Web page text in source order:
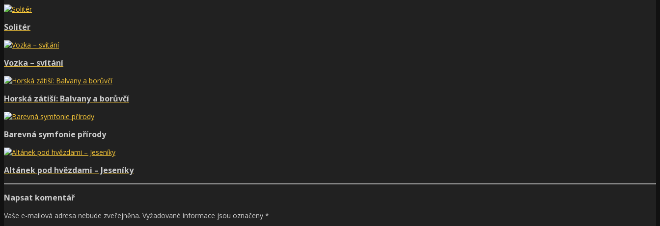
Solitér
Vozka – svítání
Horská zátiší: Balvany a borůvčí
Barevná symfonie přírody
Altánek pod hvězdami – Jeseníky
Napsat komentář
Vaše e-mailová adresa nebude zveřejněna. Vyžadované informace jsou označeny *